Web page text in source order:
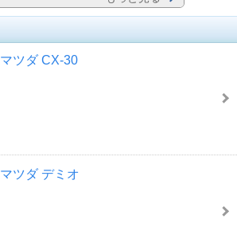
マツダ CX-30
マツダ デミオ